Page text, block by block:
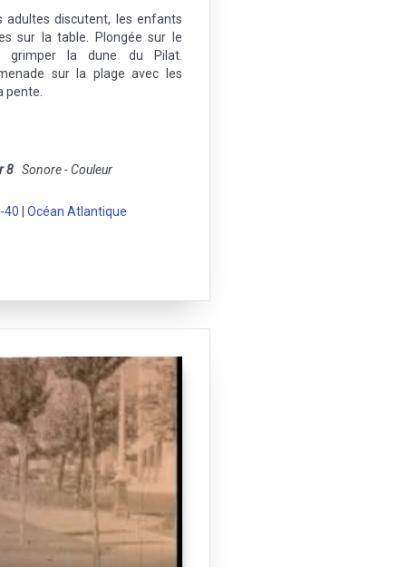
adultes discutent, les enfants
sur la table. Plongée sur le
la dune du Pilat.
sur la plage avec les
pente.
8 Sonore - Couleur
40 Océan Atlantique